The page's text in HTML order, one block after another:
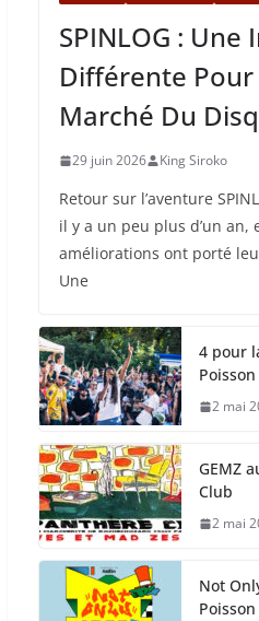
SPINLOG : Une
Différente Pour
Marché Du
29 juin 2026 King Siroko
Retour sur l’aventure
il y a un peu plus d’un an,
améliorations ont porté
Une
4 pour
2 mai
GEMZ
Club
2 mai
Not